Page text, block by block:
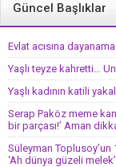
Güncel Başlıklar
Evlat acısına
Yaşlı teyze kahretti…
Yaşlı kadının katili
Serap Paköz meme
bir parçası!’ Aman
Süleyman Toplusoy’un
‘Ah dünya güzeli melek’